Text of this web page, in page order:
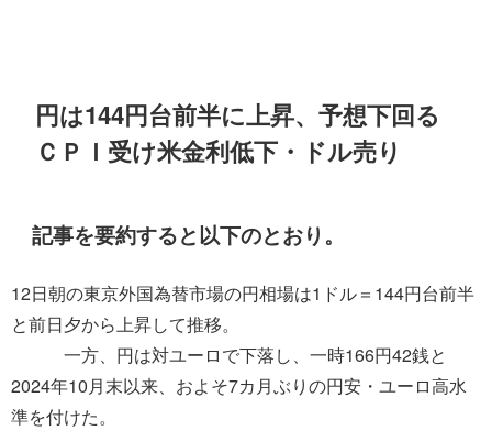
円は144円台前半に上昇、予想下回る
ＣＰＩ受け米金利低下・ドル売り
記事を要約すると以下のとおり。
12日朝の東京外国為替市場の円相場は1ドル＝144円台前半
と前日夕から上昇して推移。
一方、円は対ユーロで下落し、一時166円42銭と
2024年10月末以来、およそ7カ月ぶりの円安・ユーロ高水
準を付けた。